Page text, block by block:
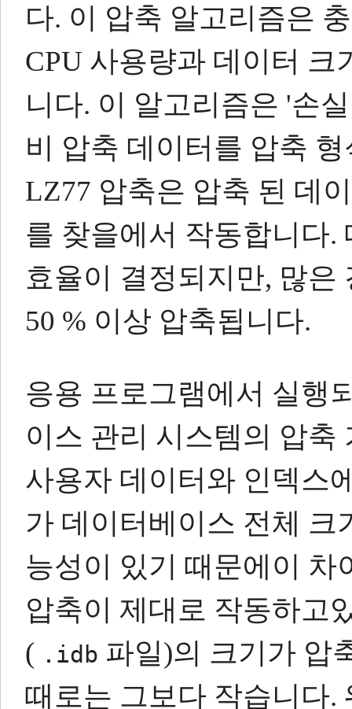
다. 이 압축 알고리즘은
CPU 사용량과 데이터
니다. 이 알고리즘은 '손
비 압축 데이터를 압축
LZ77 압축은 압축 된 데
를 찾을에서 작동합니다.
효율이 결정되지만, 많은
50 % 이상 압축됩니다.
응용 프로그램에서 실행
이스 관리 시스템의 압축
사용자 데이터와 인덱스
가 데이터베이스 전체 크
능성이 있기 때문에이 차
압축이 제대로 작동하고
( .idb 파일)의 크기가 압
때로는 그보다 작습니다.